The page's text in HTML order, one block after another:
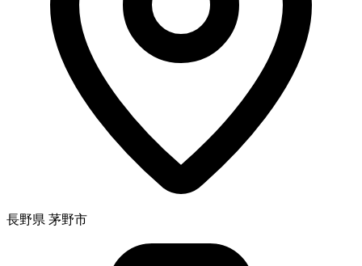
長野県 茅野市